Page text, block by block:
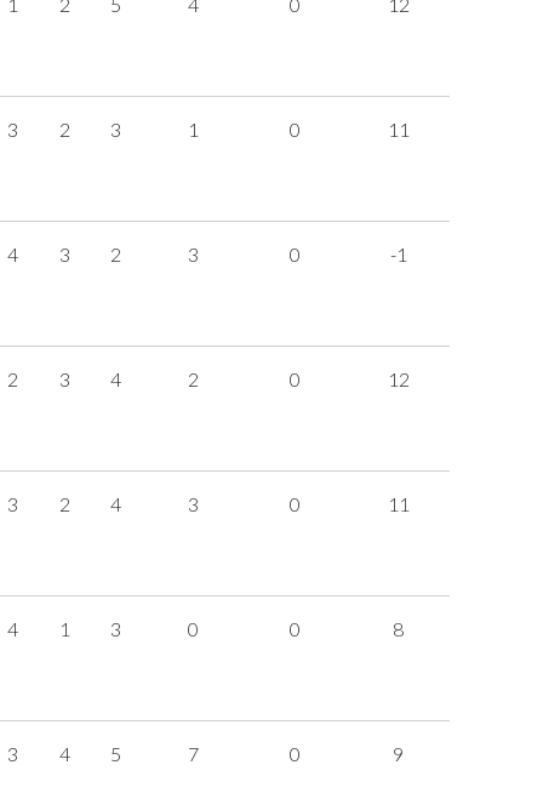
1 2 5 4 0 12
3 2 3 1 0 11
4 3 2 3 0 -1
2 3 4 2 0 12
3 2 4 3 0 11
4 1 3 0 0 8
3 4 5 7 0 9